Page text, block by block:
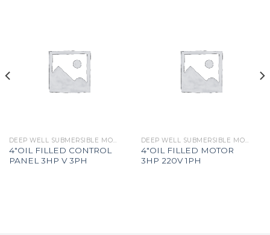
DEEP WELL SUBMERSIBLE MOTOR
4″OIL FILLED CONTROL
PANEL 3HP V 3PH
DEEP WELL SUBMERSIBLE MOTOR
4″OIL FILLED MOTOR
3HP 220V 1PH